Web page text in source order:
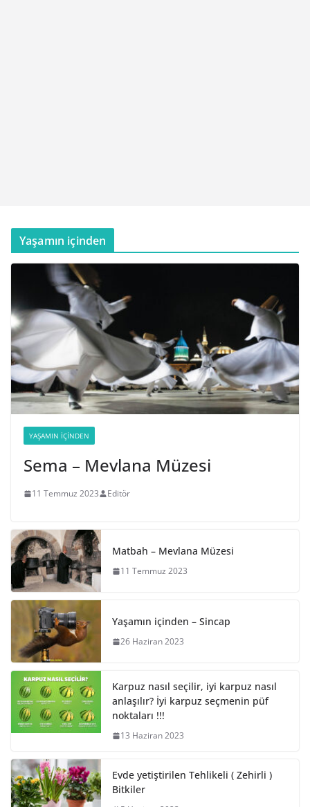
Yaşamın içinden
YAŞAMIN İÇINDEN
Sema – Mevlana Müzesi
11 Temmuz 2023 Editör
Matbah – Mevlana Müzesi
11 Temmuz 2023
Yaşamın içinden – Sincap
26 Haziran 2023
Karpuz nasıl seçilir, iyi karpuz nasıl
anlaşılır? İyi karpuz seçmenin püf
noktaları !!!
13 Haziran 2023
Evde yetiştirilen Tehlikeli ( Zehirli )
Bitkiler